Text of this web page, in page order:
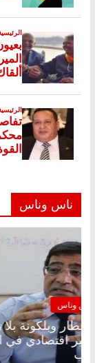
ناس وناس
الرئيسية مصر
مقعد شاغر على
عبدالخالق
الحرية ولمة الحبايب